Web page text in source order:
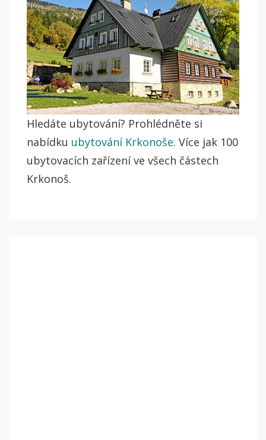
Hledáte ubytování? Prohlédněte si
nabídku ubytování Krkonoše. Více jak 100
ubytovacích zařízení ve všech částech
Krkonoš.